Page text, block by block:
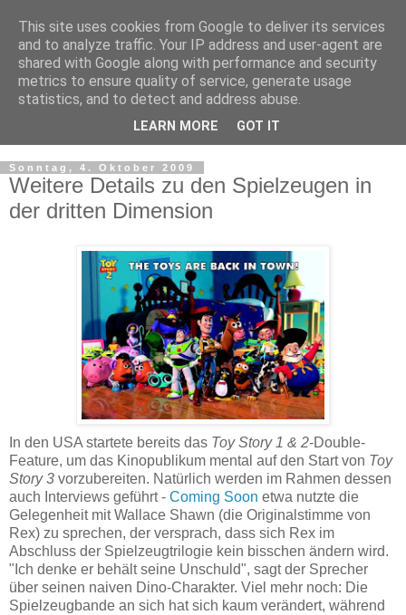
Sonntag, 4. Oktober 2009
Weitere Details zu den Spielzeugen in
der dritten Dimension
In den USA startete bereits das Toy Story 1 & 2-Double-
Feature, um das Kinopublikum mental auf den Start von Toy
Story 3 vorzubereiten. Natürlich werden im Rahmen dessen
auch Interviews geführt - Coming Soon etwa nutzte die
Gelegenheit mit Wallace Shawn (die Originalstimme von
Rex) zu sprechen, der versprach, dass sich Rex im
Abschluss der Spielzeugtrilogie kein bisschen ändern wird.
"Ich denke er behält seine Unschuld", sagt der Sprecher
über seinen naiven Dino-Charakter. Viel mehr noch: Die
Spielzeugbande an sich hat sich kaum verändert, während
This site uses cookies from Google to deliver its services
and to analyze traffic. Your IP address and user-agent are
shared with Google along with performance and security
metrics to ensure quality of service, generate usage
statistics, and to detect and address abuse.
LEARN MORE GOT IT